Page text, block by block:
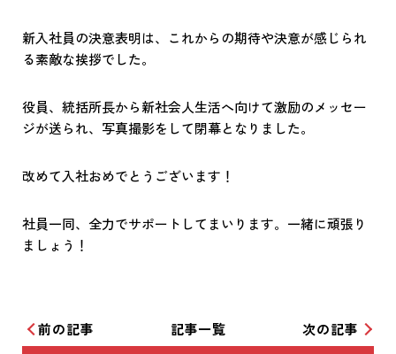
新入社員の決意表明は、これからの期待や決意が感じられ
る素敵な挨拶でした。
役員、統括所長から新社会人生活へ向けて激励のメッセー
ジが送られ、写真撮影をして閉幕となりました。
改めて入社おめでとうございます！
社員一同、全力でサポートしてまいります。一緒に頑張り
ましょう！
前の記事 記事一覧 次の記事